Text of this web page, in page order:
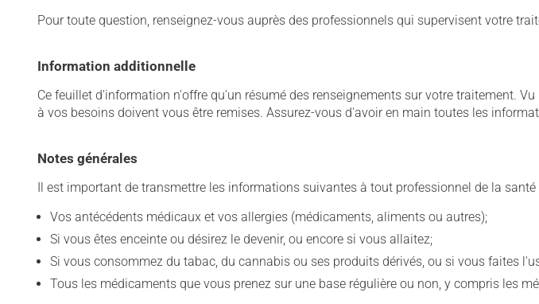
Pour toute question, renseignez-vous auprès des professionnels qui supervisent votre
Information additionnelle
Ce feuillet d'information n'offre qu'un résumé des renseignements sur votre traitement.
à vos besoins doivent vous être remises. Assurez-vous d'avoir en main toutes les
Notes générales
Il est important de transmettre les informations suivantes à tout professionnel de la
Vos antécédents médicaux et vos allergies (médicaments, aliments ou autres);
Si vous êtes enceinte ou désirez le devenir, ou encore si vous allaitez;
Si vous consommez du tabac, du cannabis ou ses produits dérivés, ou si vous faites
Tous les médicaments que vous prenez sur une base régulière ou non, y compris les